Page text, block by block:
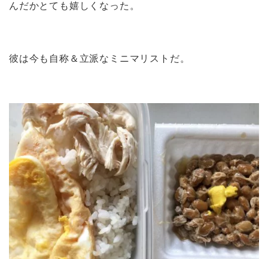
んだかとても嬉しくなった。
彼は今も自称＆立派なミニマリストだ。